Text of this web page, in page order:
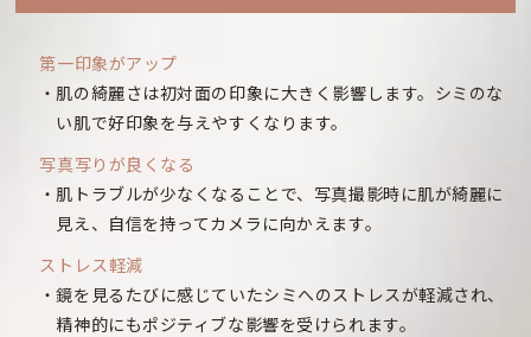
第一印象がアップ
肌の綺麗さは初対面の印象に大きく影響します。シミのな
い肌で好印象を与えやすくなります。
写真写りが良くなる
肌トラブルが少なくなることで、写真撮影時に肌が綺麗に
見え、自信を持ってカメラに向かえます。
ストレス軽減
鏡を見るたびに感じていたシミへのストレスが軽減され、
精神的にもポジティブな影響を受けられます。